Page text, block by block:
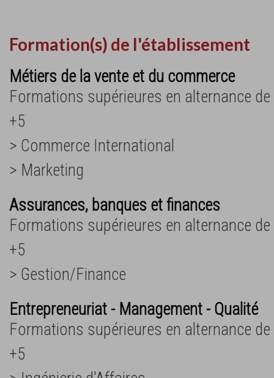
Formation(s) de l'établissement
Métiers de la vente et du commerce
Formations supérieures en alternance
+5
> Commerce International
> Marketing
Assurances, banques et finances
Formations supérieures en alternance
+5
> Gestion/Finance
Entrepreneuriat - Management - Qualité
Formations supérieures en alternance
+5